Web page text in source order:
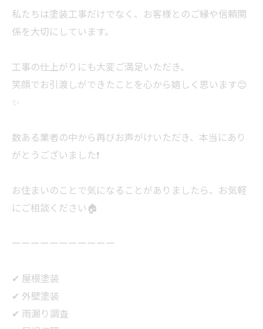
私たちは塗装工事だけでなく、お客様とのご縁や信頼関
係を大切にしています。
工事の仕上がりにも大変ご満足いただき、
笑顔でお引渡しができたことを心から嬉しく思います😊
数ある業者の中から再びお声がけいただき、本当にあり
がとうございました❗️
お住まいのことで気になることがありましたら、お気軽
にご相談ください🏠
ーーーーーーーーーーー
✔ 屋根塗装
✔ 外壁塗装
✔ 雨漏り調査